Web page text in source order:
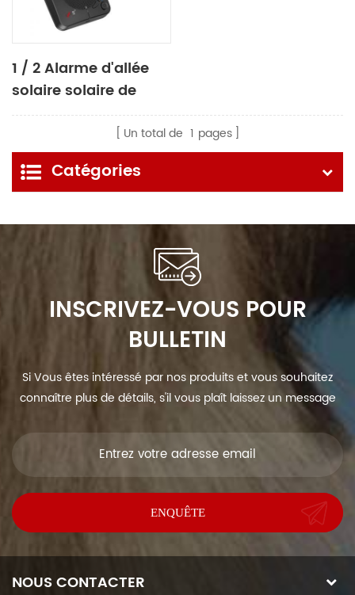
1 / 2 Alarme d'allée
solaire solaire de
mile longue portée
Un total de 1 pages
Catégories
INSCRIVEZ-VOUS POUR
BULLETIN
Si Vous êtes intéressé par nos produits et vous souhaitez
connaître plus de détails, s'il vous plaît laissez un message
NOUS CONTACTER